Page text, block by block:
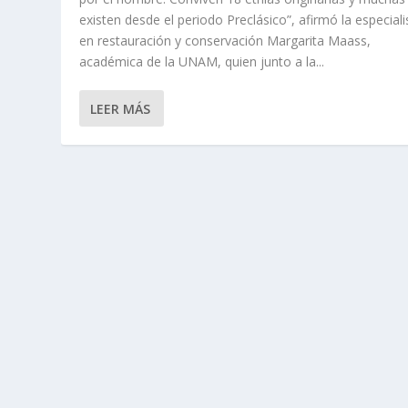
existen desde el periodo Preclásico”, afirmó la
en restauración y conservación Margarita Maass,
académica de la UNAM, quien junto a la...
LEER MÁS